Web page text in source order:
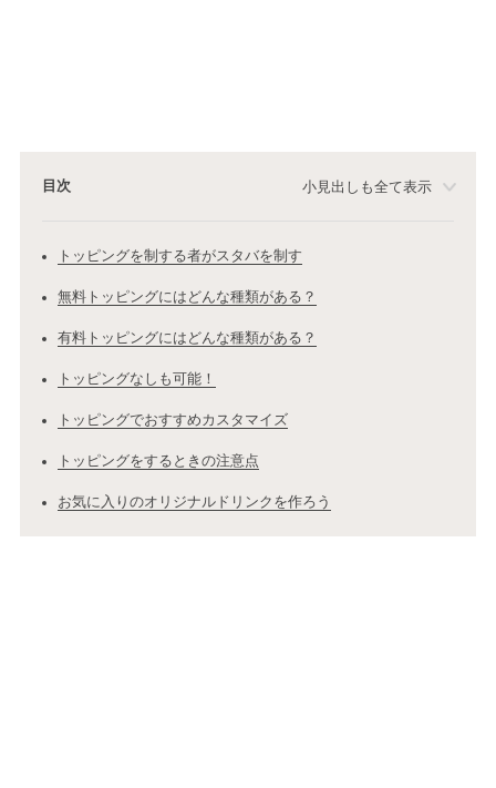
目次 小見出しも全て表示
トッピングを制する者がスタバを制す
無料トッピングにはどんな種類がある？
有料トッピングにはどんな種類がある？
トッピングなしも可能！
トッピングでおすすめカスタマイズ
トッピングをするときの注意点
お気に入りのオリジナルドリンクを作ろう